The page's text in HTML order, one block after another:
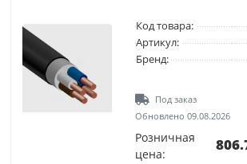
Код товара:
Артикул:
Бренд:
Под заказ
Обновлено 09.08.2026
Розничная
цена: